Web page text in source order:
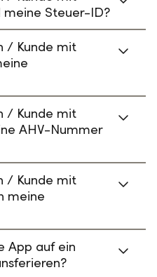
Steuer-ID?
/ Kunde mit
/ Kunde mit
AHV-Nummer
/ Kunde mit
meine
App auf ein